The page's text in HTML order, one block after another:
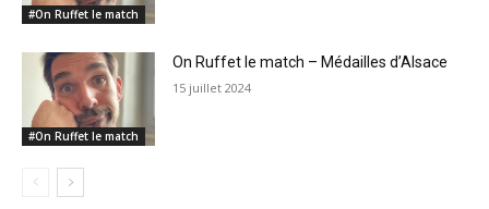
#On Ruffet le match
#On Ruffet le match
On Ruffet le match – Médailles d’Alsace
15 juillet 2024